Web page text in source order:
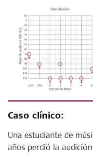
Caso clínico:
Una estudiante de
años perdió la